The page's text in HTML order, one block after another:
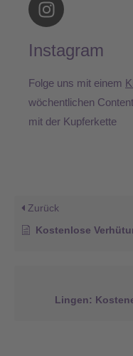
n
t
g
r
a
Instagram
Folge uns mit einem
wöchentlichen
mit der Kupferkette
Zurück
Kostenlose
Lingen: